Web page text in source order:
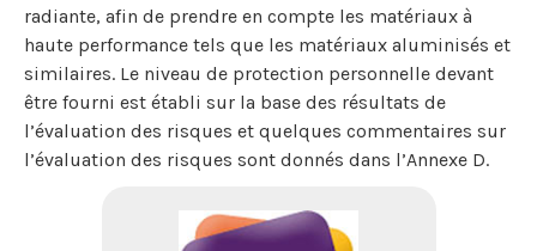
radiante, afin de prendre en compte les matériaux à
haute performance tels que les matériaux aluminisés et
similaires. Le niveau de protection personnelle devant
être fourni est établi sur la base des résultats de
l’évaluation des risques et quelques commentaires sur
l’évaluation des risques sont donnés dans l’Annexe D.